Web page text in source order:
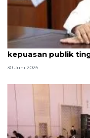
Qodari:
kepuasan publik
30 Juni 2026